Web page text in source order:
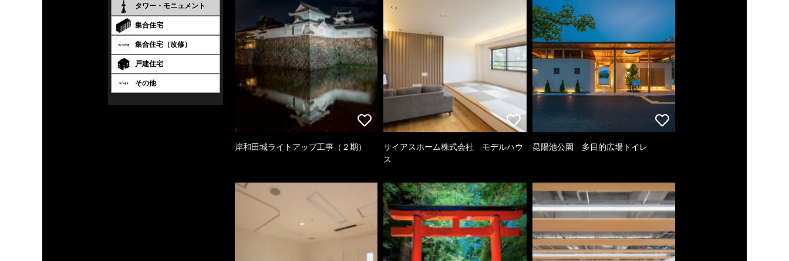
タワー・モニュメント
集合住宅
集合住宅（改修）
戸建住宅
その他
岸和田城ライトアップ工事（２期）
サイアスホーム株式会社 モデルハウ
ス
昆陽池公園 多目的広場トイレ